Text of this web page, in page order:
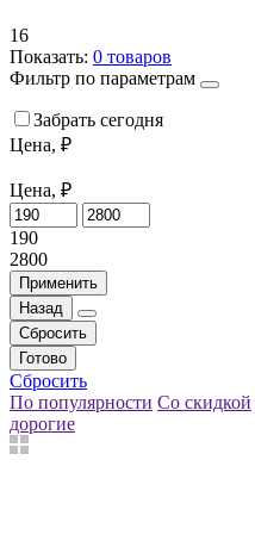
16
Показать: 0 товаров
Фильтр по параметрам
Забрать сегодня
Цена, ₽
Цена, ₽
190
2800
Применить
Назад
Сбросить
Готово
Сбросить
По популярности Со скидкой
дорогие